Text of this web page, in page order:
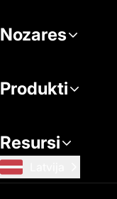
Nozares
Produkti
Resursi